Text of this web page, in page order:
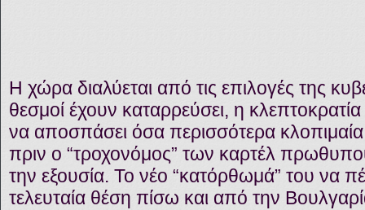
Η χώρα διαλύεται από τις επιλογές της
θεσμοί έχουν καταρρεύσει, η
να αποσπάσει όσα περισσότερα κλοπιμαία
πριν ο “τροχονόμος” των καρτέλ
την εξουσία. Το νέο “κατόρθωμά” του να
τελευταία θέση πίσω και από την